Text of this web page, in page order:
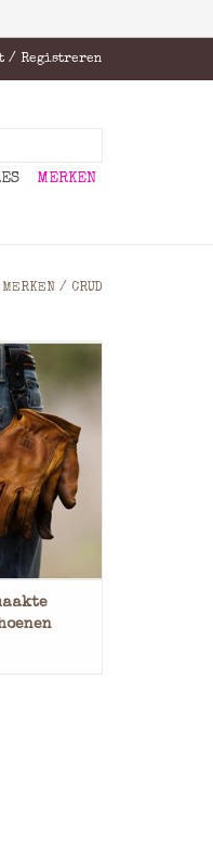
/ Registreren
MERKEN
MERKEN / CRUD
voor de
van
k